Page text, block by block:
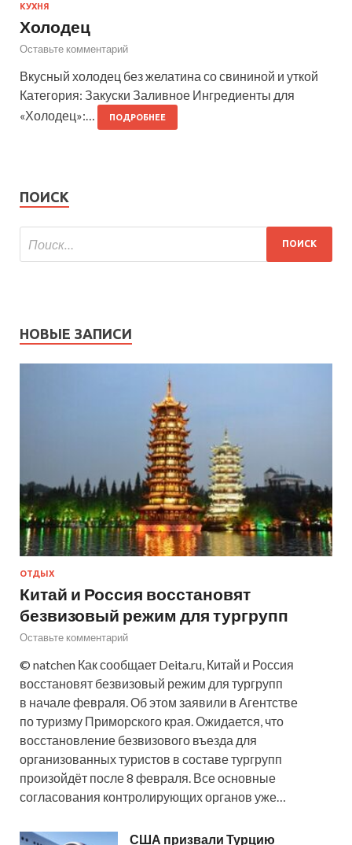
КУХНЯ
Холодец
Оставьте комментарий
Вкусный холодец без желатина со свининой и уткой
Категория: Закуски Заливное Ингредиенты для
«Холодец»:…
ПОДРОБНЕЕ
ПОИСК
НОВЫЕ ЗАПИСИ
ОТДЫХ
Китай и Россия восстановят
безвизовый режим для тургрупп
Оставьте комментарий
© natchen Как сообщает Deita.ru, Китай и Россия
восстановят безвизовый режим для тургрупп
в начале февраля. Об этом заявили в Агентстве
по туризму Приморского края. Ожидается, что
восстановление безвизового въезда для
организованных туристов в составе тургрупп
произойдёт после 8 февраля. Все основные
согласования контролирующих органов уже…
США призвали Турцию